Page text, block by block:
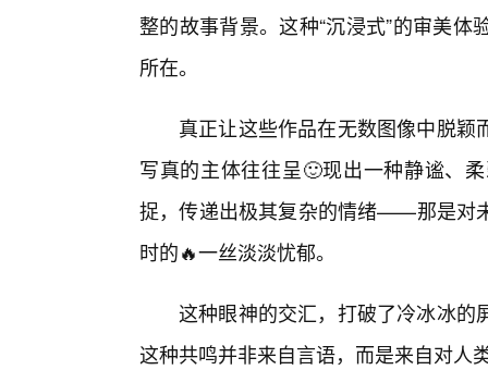
整的故事背景。这种“沉浸式”的审美
所在。
真正让这些作品在无数图像中脱
写真的主体往往呈🙂现出一种静谧、
捉，传递出极其复杂的情绪——那是对
时的🔥一丝淡淡忧郁。
这种眼神的交汇，打破了冷冰冰的
这种共鸣并非来自言语，而是来自对人